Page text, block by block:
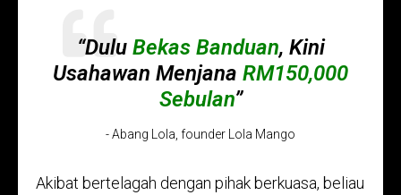
“Dulu Bekas Banduan, Kini
Usahawan Menjana RM150,000
Sebulan”
- Abang Lola, founder Lola Mango
Akibat bertelagah dengan pihak berkuasa, beliau